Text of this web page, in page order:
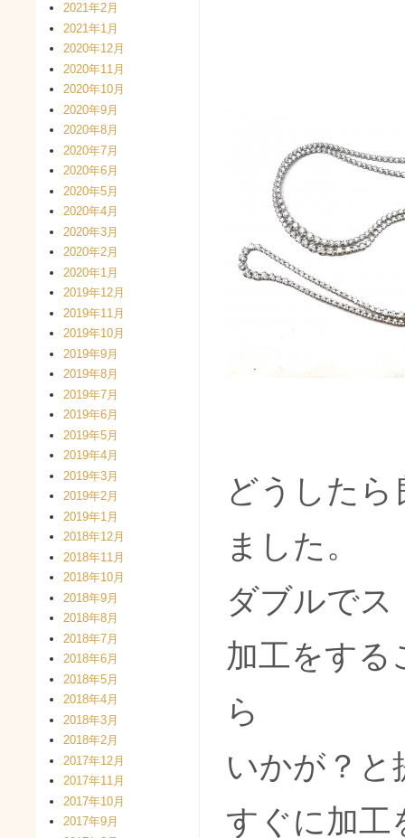
どうした
ました。
ダブルで
加工をする
ら
いかが？と
すぐに加工
2021年2月
2021年1月
2020年12月
2020年11月
2020年10月
2020年9月
2020年8月
2020年7月
2020年6月
2020年5月
2020年4月
2020年3月
2020年2月
2020年1月
2019年12月
2019年11月
2019年10月
2019年9月
2019年8月
2019年7月
2019年6月
2019年5月
2019年4月
2019年3月
2019年2月
2019年1月
2018年12月
2018年11月
2018年10月
2018年9月
2018年8月
2018年7月
2018年6月
2018年5月
2018年4月
2018年3月
2018年2月
2017年12月
2017年11月
2017年10月
2017年9月